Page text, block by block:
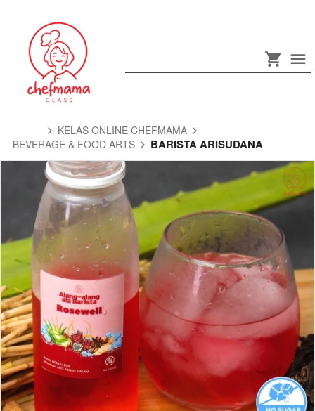
KELAS ONLINE CHEFMAMA
BEVERAGE & FOOD ARTS
BARISTA ARISUDANA